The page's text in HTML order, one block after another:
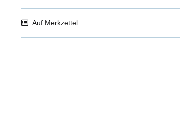
Auf Merkzettel